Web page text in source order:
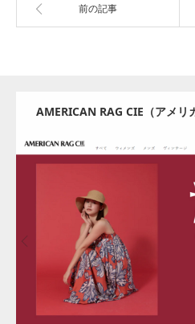
前の記事
AMERICAN RAG CIE（アメリ
ンスト
アパ
Detail Visit